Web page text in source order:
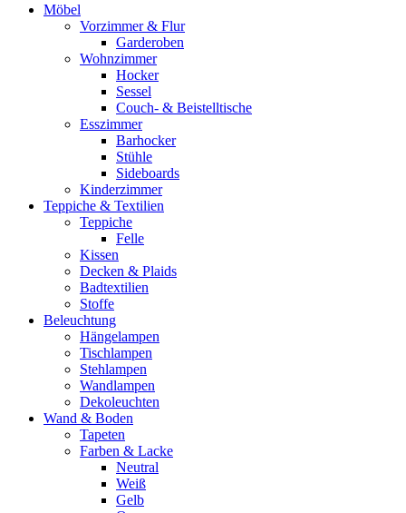
Möbel
Vorzimmer & Flur
Garderoben
Wohnzimmer
Hocker
Sessel
Couch- & Beistelltische
Esszimmer
Barhocker
Stühle
Sideboards
Kinderzimmer
Teppiche & Textilien
Teppiche
Felle
Kissen
Decken & Plaids
Badtextilien
Stoffe
Beleuchtung
Hängelampen
Tischlampen
Stehlampen
Wandlampen
Dekoleuchten
Wand & Boden
Tapeten
Farben & Lacke
Neutral
Weiß
Gelb